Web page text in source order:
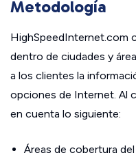
Metodología
HighSpeedInternet.com
dentro de ciudades y
a los clientes la
opciones de Internet. Al
en cuenta lo siguiente:
Áreas de cobertura